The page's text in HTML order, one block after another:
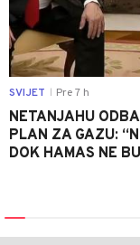
SVIJET Pre 7 h
NETANJAHU
PLAN ZA GAZU:
DOK HAMAS NE